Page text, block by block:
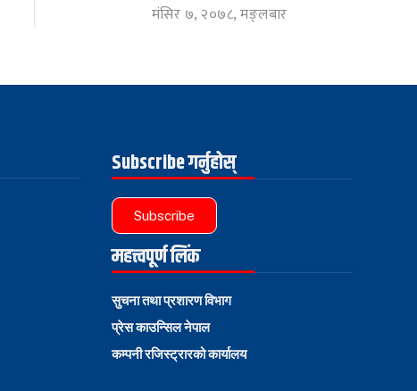
मंसिर ७, २०७८, मङ्लबार
Subscribe गर्नुहोस्
Subscribe
महत्त्वपूर्ण लिंक
सुचना तथा प्रशारण विभाग
प्रेस काउन्सिल नेपाल
कम्पनी रजिस्ट्रारको कार्यालय